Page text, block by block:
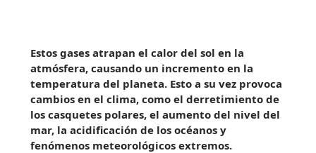
Estos gases atrapan el calor del sol en la
atmósfera, causando un incremento en la
temperatura del planeta. Esto a su vez provoca
cambios en el clima, como el derretimiento de
los casquetes polares, el aumento del nivel del
mar, la acidificación de los océanos y
fenómenos meteorológicos extremos.